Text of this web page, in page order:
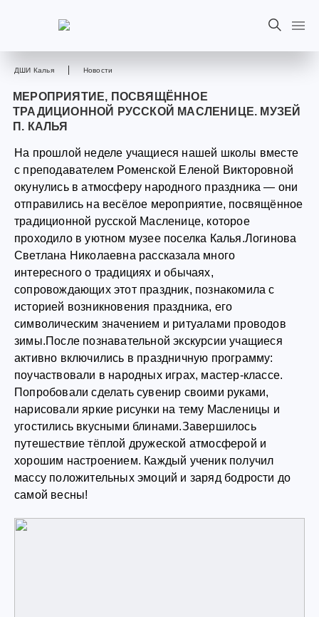
ДШИ Калья Новости
МЕРОПРИЯТИЕ, ПОСВЯЩЁННОЕ
ТРАДИЦИОННОЙ РУССКОЙ МАСЛЕНИЦЕ. МУЗЕЙ
П. КАЛЬЯ
На прошлой неделе учащиеся нашей школы вместе
с преподавателем Роменской Еленой Викторовной
окунулись в атмосферу народного праздника — они
отправились на весёлое мероприятие, посвящённое
традиционной русской Масленице, которое
проходило в уютном музее поселка Калья.Логинова
Светлана Николаевна рассказала много
интересного о традициях и обычаях,
сопровождающих этот праздник, познакомила с
историей возникновения праздника, его
символическим значением и ритуалами проводов
зимы.После познавательной экскурсии учащиеся
активно включились в праздничную программу:
поучаствовали в народных играх, мастер-классе.
Попробовали сделать сувенир своими руками,
нарисовали яркие рисунки на тему Масленицы и
угостились вкусными блинами.Завершилось
путешествие тёплой дружеской атмосферой и
хорошим настроением. Каждый ученик получил
массу положительных эмоций и заряд бодрости до
самой весны!